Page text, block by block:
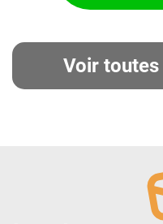
Voir